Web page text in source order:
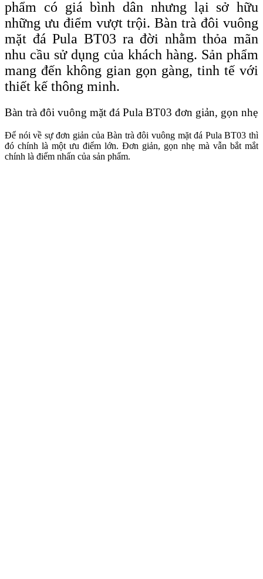
phẩm có giá bình dân nhưng lại sở hữu
những ưu điểm vượt trội. Bàn trà đôi vuông
mặt đá Pula BT03 ra đời nhằm thỏa mãn
nhu cầu sử dụng của khách hàng. Sản phẩm
mang đến không gian gọn gàng, tinh tế với
thiết kế thông minh.
Bàn trà đôi vuông mặt đá Pula BT03 đơn giản, gọn nhẹ
Để nói về sự đơn giản của Bàn trà đôi vuông mặt đá Pula BT03 thì
đó chính là một ưu điểm lớn. Đơn giản, gọn nhẹ mà vẫn bắt mắt
chính là điểm nhấn của sản phẩm.